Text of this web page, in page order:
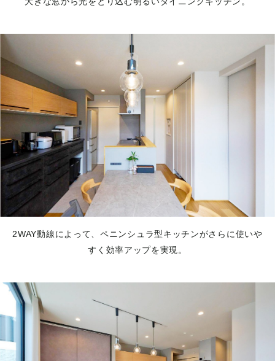
2WAY動線によって、ペニンシュラ型キッチンがさらに使いや
すく効率アップを実現。